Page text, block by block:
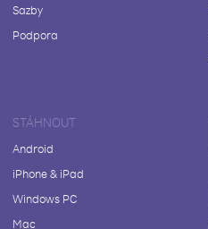
Sazby
Podpora
STÁHNOUT
Android
iPhone & iPad
Windows PC
Mac